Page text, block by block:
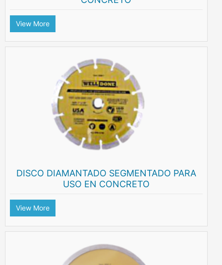
View More
DISCO DIAMANTADO SEGMENTADO PARA
USO EN CONCRETO
View More